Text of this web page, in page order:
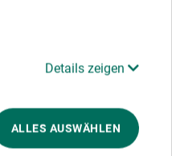
Details zeigen
ALLES AUSWÄHLEN